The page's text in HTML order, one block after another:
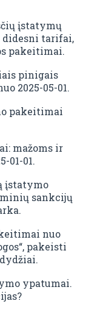
įstatymų
didesni tarifai,
pakeitimai.
pinigais
2025-05-01.
pakeitimai
mažoms ir
01-01.
įstatymo
sankcijų
nuo
pakeisti
ypatumai.